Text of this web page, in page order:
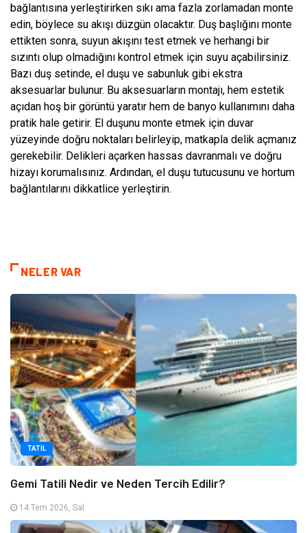
bağlantısına yerleştirirken sıkı ama fazla zorlamadan monte
edin, böylece su akışı düzgün olacaktır. Duş başlığını monte
ettikten sonra, suyun akışını test etmek ve herhangi bir
sızıntı olup olmadığını kontrol etmek için suyu açabilirsiniz.
Bazı duş setinde, el duşu ve sabunluk gibi ekstra
aksesuarlar bulunur. Bu aksesuarların montajı, hem estetik
açıdan hoş bir görüntü yaratır hem de banyo kullanımını daha
pratik hale getirir. El duşunu monte etmek için duvar
yüzeyinde doğru noktaları belirleyip, matkapla delik açmanız
gerekebilir. Delikleri açarken hassas davranmalı ve doğru
hizayı korumalısınız. Ardından, el duşu tutucusunu ve hortum
bağlantılarını dikkatlice yerleştirin.
NELER VAR
TATIL
Gemi Tatili Nedir ve Neden Tercih Edilir?
14 Tem 2026, Sal